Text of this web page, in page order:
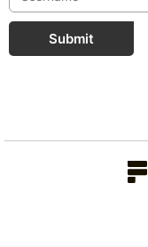
Submit